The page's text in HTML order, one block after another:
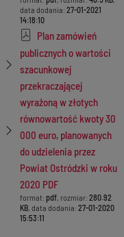
data dodania: 27-01-2021
14:18:10
Plan zamówień
publicznych o wartości
szacunkowej
przekraczającej
wyrażoną w złotych
równowartość kwoty 30
000 euro, planowanych
do udzielenia przez
Powiat Ostródzki w roku
2020 PDF
format: pdf, rozmiar: 280.92
KB, data dodania: 27-01-2020
15:53:11